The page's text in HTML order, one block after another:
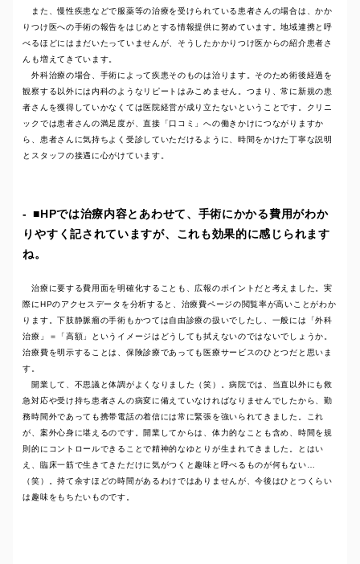
また、慢性疾患などで服薬等の治療を受けられている患者さんの場合は、かか
りつけ医への手術の報告をはじめとする情報提供に努めています。地域連携と呼
べるほどにはまだいたっていませんが、そうしたかかりつけ医からの紹介患者さ
んも増えてきています。
外科治療の場合、手術によって疾患そのものは治ります。そのため術後経過を
観察する以外には内科のようなリピートはみこめません。つまり、常に新規の患
者さんを獲得していかなくては医院経営が成り立たないということです。クリニ
ックでは患者さんの満足度が、直接「口コミ」への働きかけにつながりますか
ら、患者さんに気持ちよく受診していただけるように、時間をかけた丁寧な説明
とスタッフの接遇に心がけています。
■HPでは治療内容とあわせて、手術にかかる費用がわか
りやすく記されていますが、これも効果的に感じられます
ね。
治療に要する費用面を明確化することも、広報のポイントだと考えました。実
際にHPのアクセスデータを分析すると、治療費ページの閲覧率が高いことがわか
ります。下肢静脈瘤の手術もかつては自由診療の扱いでしたし、一般には「外科
治療」＝「高額」というイメージはどうしても拭えないのではないでしょうか。
治療費を明示することは、保険診療であっても医療サービスのひとつだと思いま
す。
開業して、不思議と体調がよくなりました（笑）。病院では、当直以外にも救
急対応や受け持ち患者さんの病変に備えていなければなりませんでしたから、勤
務時間外であっても携帯電話の着信には常に緊張を強いられてきました。これ
が、案外心身に堪えるのです。開業してからは、体力的なことも含め、時間を規
則的にコントロールできることで精神的なゆとりが生まれてきました。とはい
え、臨床一筋で生きてきただけに気がつくと趣味と呼べるものが何もない…
（笑）。持て余すほどの時間があるわけではありませんが、今後はひとつくらい
は趣味をもちたいものです。